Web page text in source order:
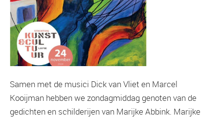
Samen met de musici Dick van Vliet en Marcel
Kooijman hebben we zondagmiddag genoten van de
gedichten en schilderijen van Marijke Abbink. Marijke